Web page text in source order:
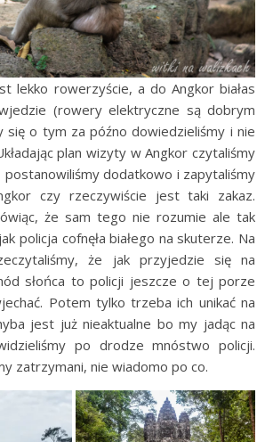
lekko rowerzyście, a do Angkor białas
(rowery elektryczne są dobrym
się o tym za późno dowiedzieliśmy i nie
plan wizyty w Angkor czytaliśmy
dodatkowo i zapytaliśmy
czy rzeczywiście jest taki zakaz.
że sam tego nie rozumie ale tak
policja cofnęła białego na skuterze. Na
że jak przyjedzie się na
słońca to policji jeszcze o tej porze
Potem tylko trzeba ich unikać na
jest już nieaktualne bo my jadąc na
po drodze mnóstwo policji.
zatrzymani, nie wiadomo po co.